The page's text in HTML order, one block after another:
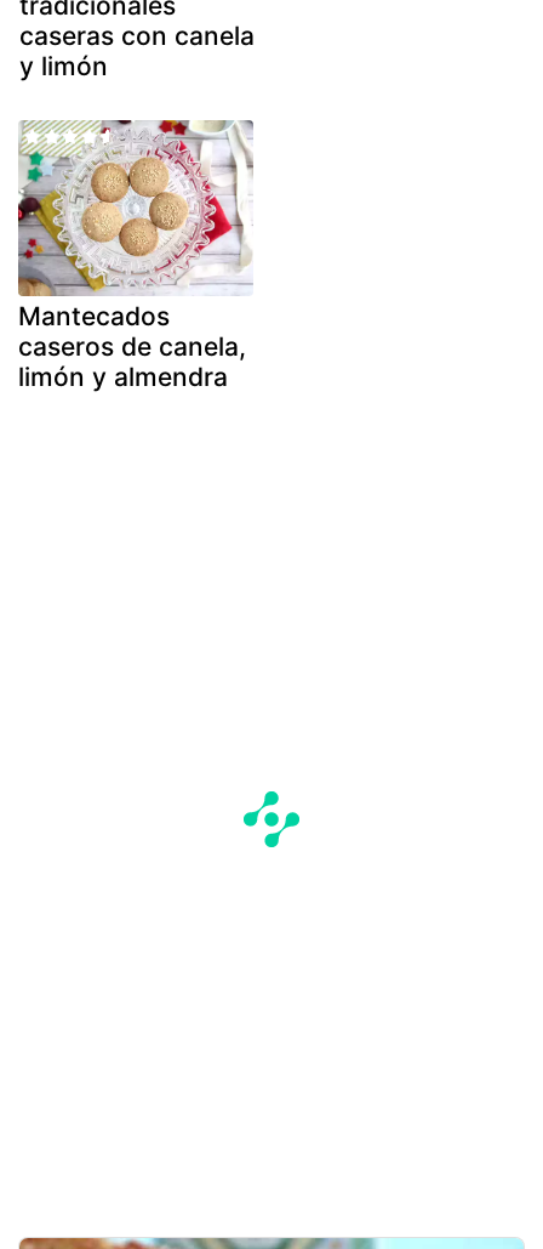
caseras con canela
y limón
Mantecados
caseros de canela,
limón y almendra